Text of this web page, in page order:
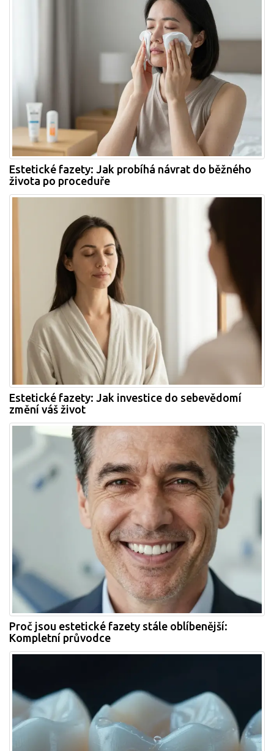
Estetické fazety: Jak probíhá návrat do běžného
života po proceduře
Estetické fazety: Jak investice do sebevědomí
změní váš život
Proč jsou estetické fazety stále oblíbenější:
Kompletní průvodce